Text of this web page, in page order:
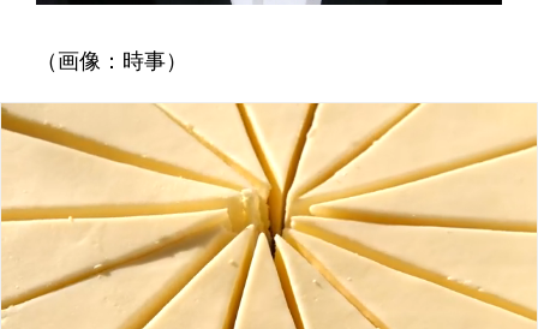
（画像：時事）